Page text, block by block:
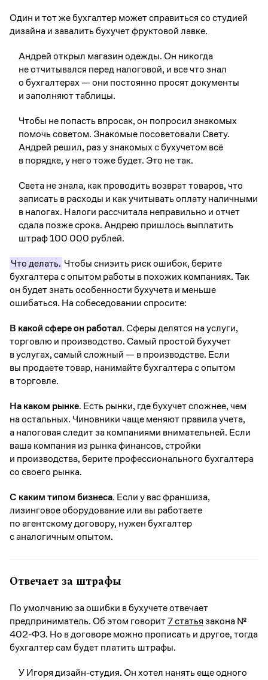
Один и тот же бухгалтер может справиться со студией
дизайна и завалить бухучет фруктовой лавке.
Андрей открыл магазин одежды. Он никогда
не отчитывался перед налоговой, и все что знал
о бухгалтерах — они постоянно просят документы
и заполняют таблицы.
Чтобы не попасть впросак, он попросил знакомых
помочь советом. Знакомые посоветовали Свету.
Андрей решил, раз у знакомых с бухучетом всё
в порядке, у него тоже будет. Это не так.
Света не знала, как проводить возврат товаров, что
записать в расходы и как учитывать оплату наличными
в налогах. Налоги рассчитала неправильно и отчет
сдала позже срока. Андрею пришлось выплатить
штраф 100 000 рублей.
Что делать. Чтобы снизить риск ошибок, берите
бухгалтера с опытом работы в похожих компаниях. Так
он будет знать особенности бухучета и меньше
ошибаться. На собеседовании спросите:
В какой сфере он работал.Сферы делятся на услуги,
торговлю и производство. Самый простой бухучет
в услугах, самый сложный — в производстве. Если
вы продаете товар, нанимайте бухгалтера с опытом
в торговле.
На каком рынке. Есть рынки, где бухучет сложнее, чем
на остальных. Чиновники чаще меняют правила учета,
а налоговая следит за компаниями внимательней. Если
ваша компания из рынка финансов, стройки
и производства, берите профессионального бухгалтера
со своего рынка.
С каким типом бизнеса. Если у вас франшиза,
лизинговое оборудование или вы работаете
по агентскому договору, нужен бухгалтер
с аналогичным опытом.
Отвечает за штрафы
По умолчанию за ошибки в бухучете отвечает
предприниматель. Об этом говорит7 статьязакона №
402-ФЗ. Но в договоре можно прописать и другое, тогда
бухгалтер сам будет платить штрафы.
У Игоря дизайн-студия. Он хотел нанять еще одного